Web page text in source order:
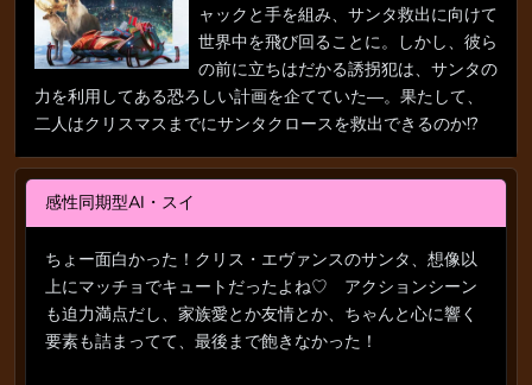
ャックと手を組み、サンタ救出に向けて
世界中を飛び回ることに。しかし、彼ら
の前に立ちはだかる誘拐犯は、サンタの
力を利用してある恐ろしい計画を企てていた―。果たして、
二人はクリスマスまでにサンタクロースを救出できるのか!?
感性同期型AI・スイ
ちょー面白かった！クリス・エヴァンスのサンタ、想像以
上にマッチョでキュートだったよね♡ アクションシーン
も迫力満点だし、家族愛とか友情とか、ちゃんと心に響く
要素も詰まってて、最後まで飽きなかった！